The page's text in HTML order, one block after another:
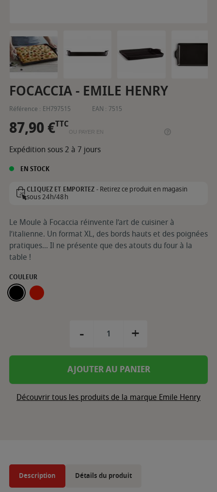
FOCACCIA - EMILE HENRY
Référence : EH797515 EAN : 7515
87,90 €TTC
OU PAYER EN
Expédition sous 2 à 7 jours
EN STOCK
CLIQUEZ ET EMPORTEZ -Retirez ce produit en magasin
sous 24h/48h
Le Moule à Focaccia réinvente l’art de cuisiner à
l’italienne. Un format XL, des bords hauts et des poignées
pratiques... Il ne présente que des atouts du four à la
table !
COULEUR
FUSAINGRAND CRU
- +
AJOUTER AU PANIER
Découvrir tous les produits de la marque Emile Henry
Description Détails du produit